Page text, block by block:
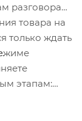
разговора
товара на
только ждать
этапам: